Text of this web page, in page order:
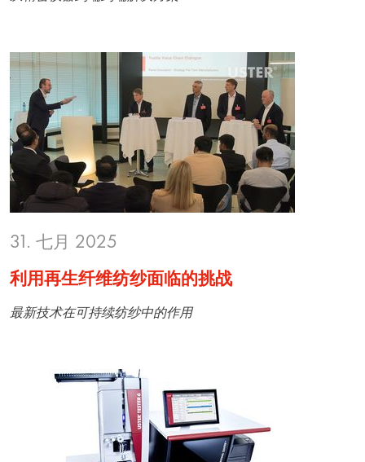
31. 七月 2025
利用再生纤维纺纱面临的挑战
最新技术在可持续纺纱中的作用